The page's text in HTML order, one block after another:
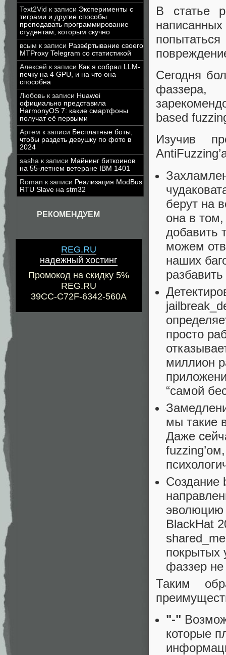
Text2Vid к записи Эксперименты с
тиграми и другие способы
преподавать программирование
студентам, которым скучно
всым к записи Развёртывание своего
MTProxy Telegram со статистикой
Алексей к записи Как я собрал LLM-
печку на 4 GPU, и на что она
способна
Любовь к записи Huawei
официально представила
HarmonyOS 7: какие смартфоны
получат её первыми
Артем к записи Бесплатные боты,
чтобы раздеть девушку по фото в
2024
sasha к записи Майнинг биткоинов
на 55-летнем ветеране IBM 1401
Roman к записи Реализация ModBus
RTU Slave на stm32
РЕКОМЕНДУЕМ
REG.RU
надежный хостинг
Промокод на скидку 5%
REG.RU
39CC-C72F-6342-560A
В статье
Сегодня
based
Изучив
берут на
она в
добавить
можем
наших
просто
миллион
“самой
мы такие
Даже
Создание
эволюцию
BlackHat
покрытых
фаззер не
Таким
"-"
которые